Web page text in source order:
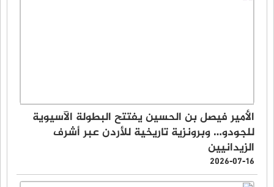
الأمير فيصل بن الحسين يفتتح البطولة الآسيوية
للجودو… وبرونزية تاريخية للأردن عبر أشرف
الزيدانيين
2026-07-16